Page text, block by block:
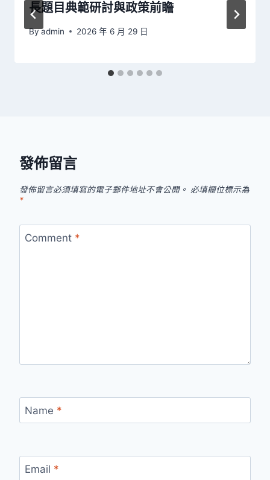
長題目典範研討與政策前瞻
Byadmin 2026 年 6 月 29 日
發佈留言
發佈留言必須填寫的電子郵件地址不會公開。 必填欄位標示為
*
Comment *
Name *
Email *